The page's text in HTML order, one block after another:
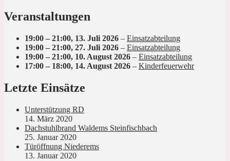
Veranstaltungen
19:00 – 21:00, 13. Juli 2026 – Einsatzabteilung
19:00 – 21:00, 27. Juli 2026 – Einsatzabteilung
19:00 – 21:00, 10. August 2026 – Einsatzabteilung
17:00 – 18:00, 14. August 2026 – Kinderfeuerwehr
Letzte Einsätze
Unterstützung RD
14. März 2020
Dachstuhlbrand Waldems Steinfischbach
25. Januar 2020
Türöffnung Niederems
13. Januar 2020